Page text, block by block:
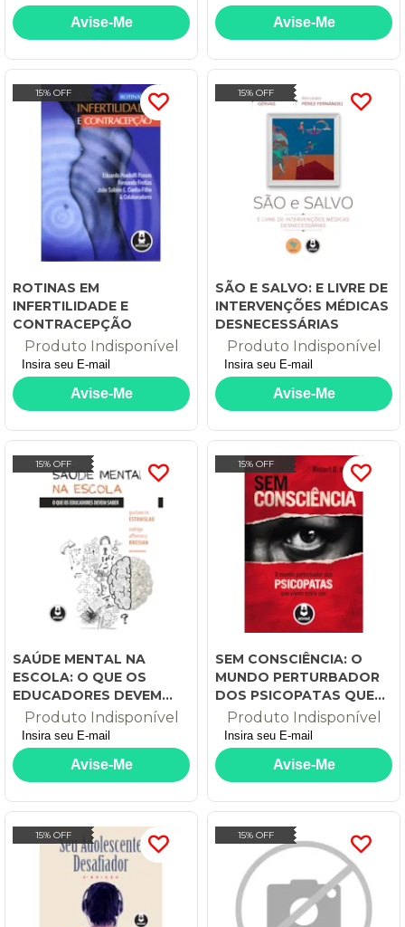
15% OFF
ROTINAS EM
INFERTILIDADE E
CONTRACEPÇÃO
Produto Indisponível
15% OFF
SÃO E SALVO: E LIVRE DE
INTERVENÇÕES MÉDICAS
DESNECESSÁRIAS
Produto Indisponível
15% OFF
SAÚDE MENTAL NA
ESCOLA: O QUE OS
EDUCADORES DEVEM
SABER
Produto Indisponível
15% OFF
SEM CONSCIÊNCIA: O
MUNDO PERTURBADOR
DOS PSICOPATAS QUE
VIVEM ENTRE NÓS
Produto Indisponível
15% OFF 15% OFF